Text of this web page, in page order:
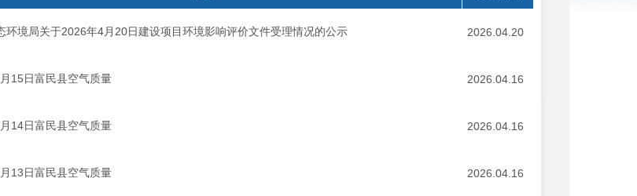
环境局关于2026年4月20日建设项目环境影响评价文件受理情况的公示 2026.04.20
15日富民县空气质量 2026.04.16
14日富民县空气质量 2026.04.16
13日富民县空气质量 2026.04.16